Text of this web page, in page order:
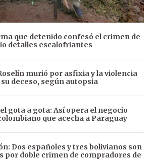
que detenido confesó el crimen de
detalles escalofriantes
murió por asfixia y la violencia
deceso, según autopsia
gota a gota: Así opera el negocio
que acecha a Paraguay
Dos españoles y tres bolivianos son
por doble crimen de compradores de